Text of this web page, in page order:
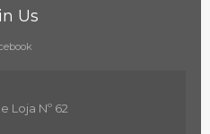
Us
Loja Nº 62